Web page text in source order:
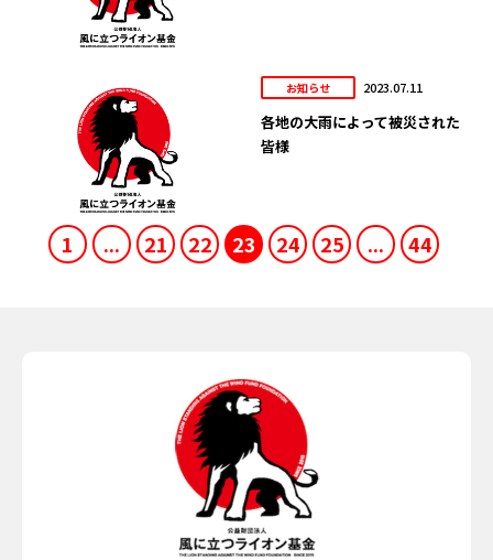
お知らせ 2023.07.11
各地の大雨によって被災された
皆様
1 ... 21 22 23 24 25 ... 44